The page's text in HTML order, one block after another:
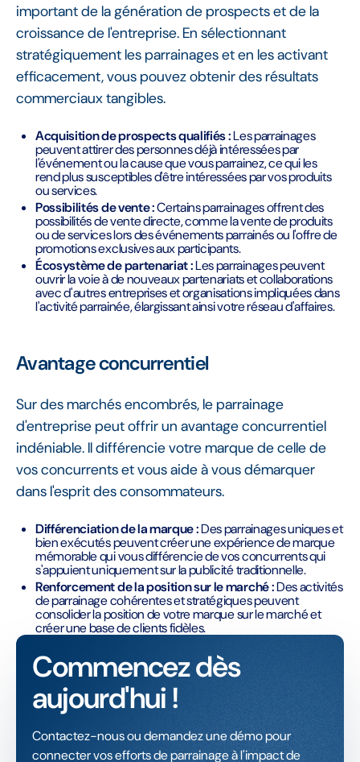
important de la génération de prospects et de la
croissance de l'entreprise. En sélectionnant
stratégiquement les parrainages et en les activant
efficacement, vous pouvez obtenir des résultats
commerciaux tangibles.
Acquisition de prospects qualifiés :Les parrainages
peuvent attirer des personnes déjà intéressées par
l'événement ou la cause que vous parrainez, ce qui les
rend plus susceptibles d'être intéressées par vos produits
ou services.
Possibilités de vente :Certains parrainages offrent des
possibilités de vente directe, comme la vente de produits
ou de services lors des événements parrainés ou l'offre de
promotions exclusives aux participants.
Écosystème de partenariat :Les parrainages peuvent
ouvrir la voie à de nouveaux partenariats et collaborations
avec d'autres entreprises et organisations impliquées dans
l'activité parrainée, élargissant ainsi votre réseau d'affaires.
Avantage concurrentiel
Sur des marchés encombrés, le parrainage
d'entreprise peut offrir un avantage concurrentiel
indéniable. Il différencie votre marque de celle de
vos concurrents et vous aide à vous démarquer
dans l'esprit des consommateurs.
Différenciation de la marque :Des parrainages uniques et
bien exécutés peuvent créer une expérience de marque
mémorable qui vous différencie de vos concurrents qui
s'appuient uniquement sur la publicité traditionnelle.
Renforcement de la position sur le marché :Des activités
de parrainage cohérentes et stratégiques peuvent
consolider la position de votre marque sur le marché et
créer une base de clients fidèles.
Commencez dès
aujourd'hui !
Contactez-nous ou demandez une démo pour
connecter vos efforts de parrainage à l'impact de